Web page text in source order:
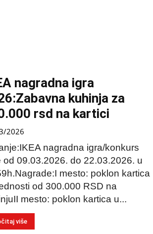
nagradna igra
kuhinja za
rsd na kartici
2026
nagradna igra/konkurs
od 09.03.2026. do 22.03.2026. u
mesto: poklon kartica
od 300.000 RSD na
mesto: poklon kartica u...
više